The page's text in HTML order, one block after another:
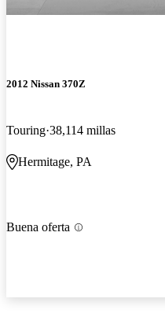
2012 Nissan 370Z
Touring 38,114 millas
Hermitage, PA
Buena oferta